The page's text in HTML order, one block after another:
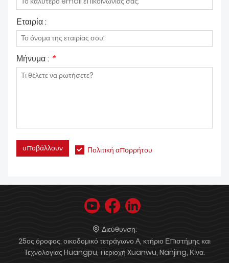
Εταιρία :
Μήνυμα : *
υποβάλλουν Πολιτική απορρήτου
Διεύθυνση:
25ος όροφος, οικοδομικό τετράγωνο Α, κτήριο Επιστήμης και
Τεχνολογίας Huangpu, περιοχή Xuanwu, Nanjing, Κίνα.